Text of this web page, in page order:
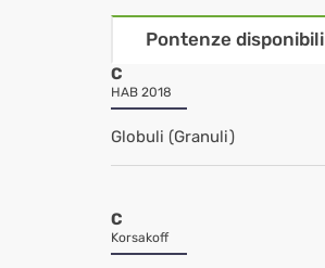
Pontenze disponibili
C
HAB 2018
Globuli (Granuli)
C
Korsakoff